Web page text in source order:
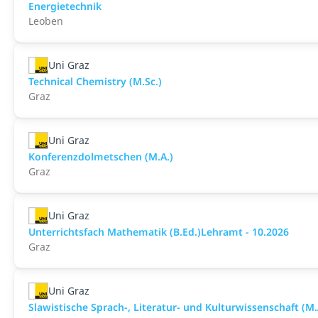
Energietechnik
Leoben
Uni Graz
Technical Chemistry (M.Sc.)
Graz
Uni Graz
Konferenzdolmetschen (M.A.)
Graz
Uni Graz
Unterrichtsfach Mathematik (B.Ed.)Lehramt - 10.2026
Graz
Uni Graz
Slawistische Sprach-, Literatur- und Kulturwissenschaft